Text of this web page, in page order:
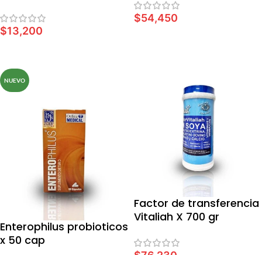
$13,200
$54,450
NUEVO
Enterophilus probioticos
x 50 cap
Factor de transferencia
Vitaliah X 700 gr